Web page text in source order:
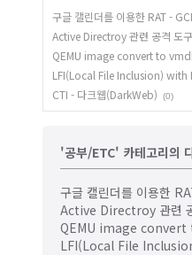
구글 캘린더를 이용한 RAT -
Active Directroy 관련 공격 도구
QEMU image convert to
LFI(Local File Inclusion)
CTI - 다크웹(DarkWeb) (0)
'공부/ETC' 카테고리의
구글 캘린더를 이용한
Active Directroy 관련
QEMU image convert
LFI(Local File